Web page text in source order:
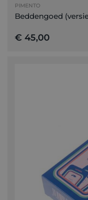
PIMENTO
Beddengoed
€ 45,00